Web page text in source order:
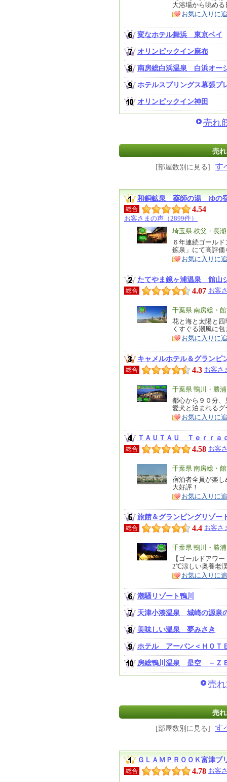
ア
徴
大浴場から眺め
お気に入りに
変なホテル舞浜 東京ベイ
オリンピックイン麻布
南房総白浜温泉 白浜オー
ホテルスプリングス幕張プ
オリンピックイン神田
売れ
売
[部屋数別に見る] す
和銅鉱泉 薬師の湯 ゆの
総合 4.54
お客さまの声（2899件）
エ
リ
ア
埼玉県 秩父・長瀞
特
徴
６年連続ゴール
鉱泉」にて高評
お気に入りに
たてやま鏡ヶ浦温泉 館山
総合 4.07 お客
エ
リ
ア
千葉県 南房総・
特
徴
花と海と太陽と
くすぐる潮風に
お気に入りに
キャメルホテル＆グランピ
総合 4.3 お客さ
エ
リ
ア
千葉県 鴨川・勝
特
徴
都心から９０分
愛犬と泊まれる
お気に入りに
ＴＡＵＴＡＵ Ｔｅｒｒａ
総合 4.58 お客
エ
リ
ア
千葉県 南房総・
特
徴
宿泊者全員が楽し
大好評！
お気に入りに
旅館＆グランピングリゾ
総合 4.4 お客さ
エ
リ
ア
千葉県 鴨川・勝
特
徴
【ゴールドアワ
2℃涼しい奥養老
お気に入りに
潮騒リゾート鴨川
天津小湊温泉 城崎の源泉
美味しい温泉 夢みさき
ホテル アーバン＜ＨＯＴ
房総鴨川温泉 是空 －Ｚ
売
売
[部屋数別に見る] す
ＧＬＡＭＰＲＯＯＫ富津ブ
総合 4.78 お客